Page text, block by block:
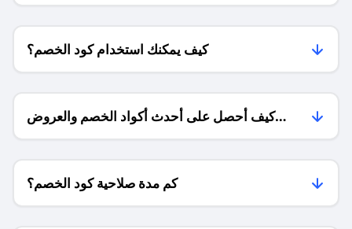
كيف يمكنك استخدام كود الخصم؟
كيف أحصل على أحدث أكواد الخصم والعروض
للمتاجر؟
كم مدة صلاحية كود الخصم؟